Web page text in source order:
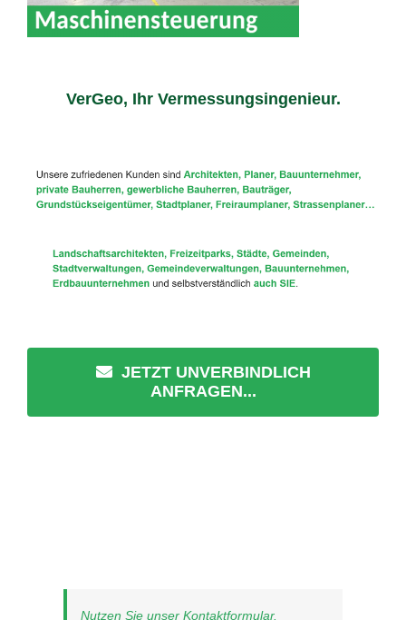
VerGeo, Ihr Vermessungsingenieur.
JETZT UNVERBINDLICH
ANFRAGEN...
Nutzen Sie unser Kontaktformular.